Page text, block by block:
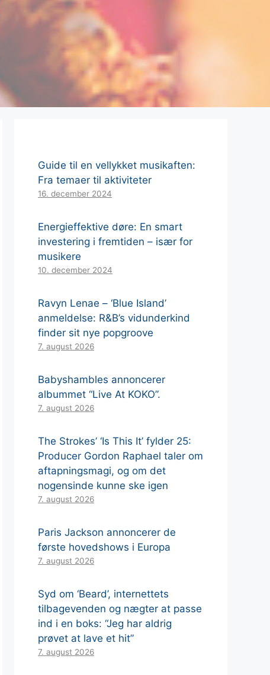
Guide til en vellykket musikaften:
Fra temaer til aktiviteter
16. december 2024
Energieffektive døre: En smart
investering i fremtiden – især for
musikere
10. december 2024
Ravyn Lenae – ‘Blue Island’
anmeldelse: R&B’s vidunderkind
finder sit nye popgroove
7. august 2026
Babyshambles annoncerer
albummet “Live At KOKO”.
7. august 2026
The Strokes’ ‘Is This It’ fylder 25:
Producer Gordon Raphael taler om
aftapningsmagi, og om det
nogensinde kunne ske igen
7. august 2026
Paris Jackson annoncerer de
første hovedshows i Europa
7. august 2026
Syd om ‘Beard’, internettets
tilbagevenden og nægter at passe
ind i en boks: “Jeg har aldrig
prøvet at lave et hit”
7. august 2026